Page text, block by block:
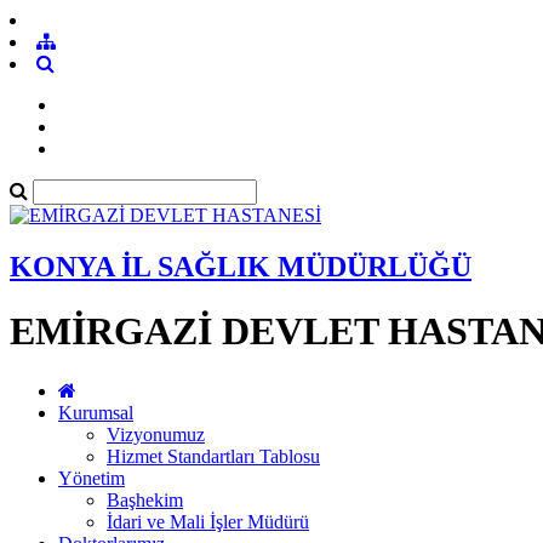
KONYA İL SAĞLIK MÜDÜRLÜĞÜ
EMİRGAZİ DEVLET
Kurumsal
Vizyonumuz
Hizmet Standartları Tablosu
Yönetim
Başhekim
İdari ve Mali İşler Müdürü